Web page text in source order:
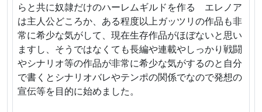
らと共に奴隷だけのハーレムギルドを作る エレノア
は主人公どころか、ある程度以上ガッツリの作品も非
常に希少な気がして、現在生存作品がほぼないと思い
ますし、そうではなくても長編や連載やしっかり戦闘
やシナリオ等の作品が非常に希少な気がするのと自分
で書くとシナリオバレやテンポの関係でなので発想の
宣伝等を目的に始めました。